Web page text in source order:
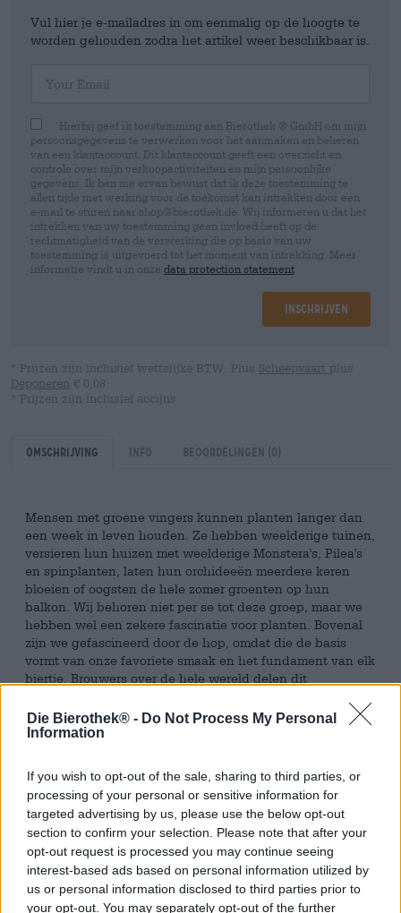
Die Bierothek® - Do Not Process My Personal
Information
If you wish to opt-out of the sale, sharing to third parties, or
processing of your personal or sensitive information for
targeted advertising by us, please use the below opt-out
section to confirm your selection. Please note that after your
opt-out request is processed you may continue seeing
interest-based ads based on personal information utilized by
us or personal information disclosed to third parties prior to
your opt-out. You may separately opt-out of the further
Vul hier je e-mailadres in om eenmalig op de hoogte te
worden gehouden zodra het artikel weer beschikbaar is.
Hierbij geef ik toestemming aan Bierothek ® GmbH om mijn
persoonsgegevens te verwerken voor het aanmaken en beheren
van een klantaccount. Dit klantaccount geeft een overzicht en
controle over mijn verkoopactiviteiten en mijn persoonlijke
gegevens. Ik ben me ervan bewust dat ik deze toestemming te
allen tijde met werking voor de toekomst kan intrekken door een
e-mail te sturen naar shop@bierothek.de. Wij informeren u dat het
intrekken van uw toestemming geen invloed heeft op de
rechtmatigheid van de verwerking die op basis van uw
toestemming is uitgevoerd tot het moment van intrekking. Meer
informatie vindt u in onze data protection statement
Inschrijven
* Prijzen zijn inclusief wettelijke BTW. Plus Scheepvaart plus
Deponeren € 0,08
* Prijzen zijn inclusief accijns
Omschrijving Info Beoordelingen (0)
Mensen met groene vingers kunnen planten langer dan
een week in leven houden. Ze hebben weelderige tuinen,
versieren hun huizen met weelderige Monstera's, Pilea's
en spinplanten, laten hun orchideeën meerdere keren
bloeien of oogsten de hele zomer groenten op hun
balkon. Wij behoren niet per se tot deze groep, maar we
hebben wel een zekere fascinatie voor planten. Bovenal
zijn we gefascineerd door de hop, omdat die de basis
vormt van onze favoriete smaak en het fundament van elk
biertje. Brouwers over de hele wereld delen dit
uit in de meest exquise bieren.
tegenwoordig ook smaak aan sterke drank en frisdranken.
Rittmayer Brewery doet ook mee aan de festiviteiten en
presenteert een sprankelend verfrissende hoplimonade
waarin de smaakvolle hopbellen centraal staan. Deze
creatie combineert de aromatische diversiteit van hop met
de pittige zuurheid van zongerijpte citroenen en een
subtiele hint van groene thee. Rittmayer's hoplimonade is